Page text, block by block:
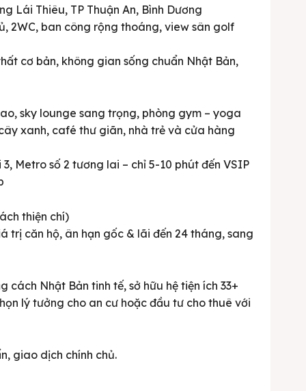
Lái Thiêu, TP Thuận An, Bình Dương
2WC, ban công rộng thoáng, view sân golf
cơ bản, không gian sống chuẩn Nhật Bản,
sky lounge sang trọng, phòng gym – yoga
xanh, café thư giãn, nhà trẻ và cửa hàng
Metro số 2 tương lai – chỉ 5-10 phút đến VSIP
thiện chí)
trị căn hộ, ân hạn gốc & lãi đến 24 tháng, sang
cách Nhật Bản tinh tế, sở hữu hệ tiện ích 33+
lý tưởng cho an cư hoặc đầu tư cho thuê với
giao dịch chính chủ.